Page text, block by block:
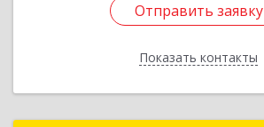
Отправить заявку
Показать контакты
Отправить заявку
Назад